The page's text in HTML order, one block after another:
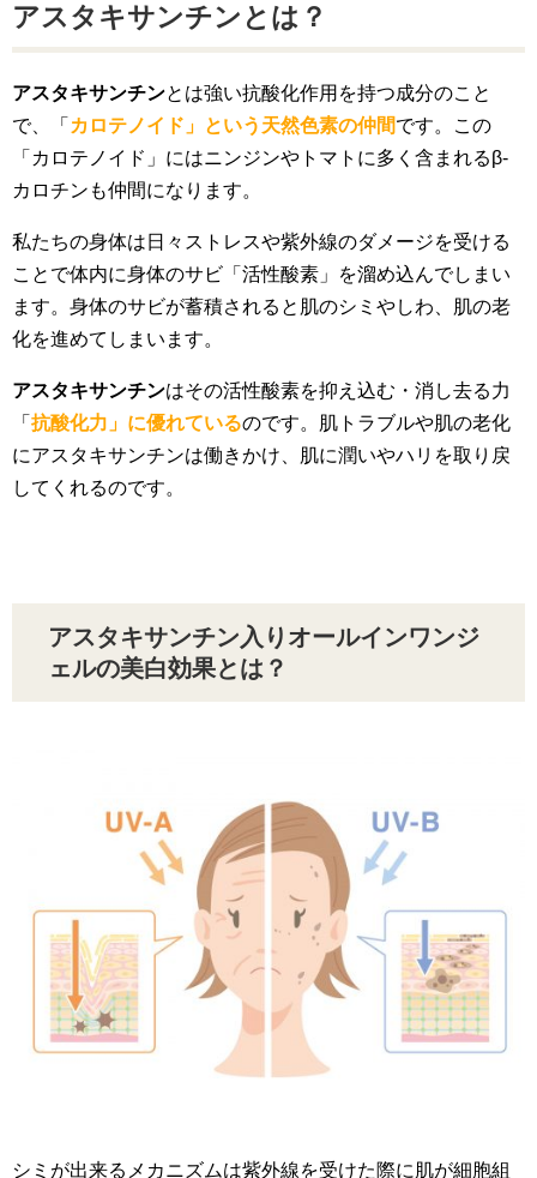
アスタキサンチンとは？
アスタキサンチンとは強い抗酸化作用を持つ成分のこと
で、「 カロテノイド」という天然色素の仲間です。この
「カロテノイド」にはニンジンやトマトに多く含まれるβ-
カロチンも仲間になります。
私たちの身体は日々ストレスや紫外線のダメージを受ける
ことで体内に身体のサビ「活性酸素」を溜め込んでしまい
ます。身体のサビが蓄積されると肌のシミやしわ、肌の老
化を進めてしまいます。
アスタキサンチンはその活性酸素を抑え込む・消し去る力
「 抗酸化力」に優れているのです。肌トラブルや肌の老化
にアスタキサンチンは働きかけ、肌に潤いやハリを取り戻
してくれるのです。
アスタキサンチン入りオールインワンジ
ェルの美白効果とは？
シミが出来るメカニズムは紫外線を受けた際に肌が細胞組